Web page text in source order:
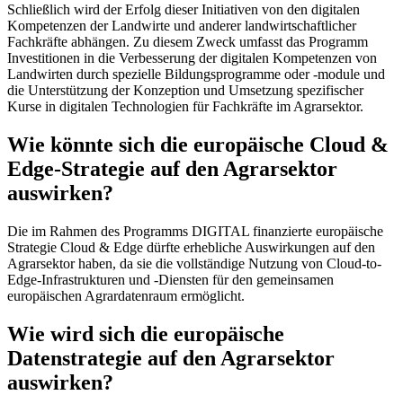
Schließlich wird der Erfolg dieser Initiativen von den digitalen
Kompetenzen der Landwirte und anderer landwirtschaftlicher
Fachkräfte abhängen. Zu diesem Zweck umfasst das Programm
Investitionen in die Verbesserung der digitalen Kompetenzen von
Landwirten durch spezielle Bildungsprogramme oder -module und
die Unterstützung der Konzeption und Umsetzung spezifischer
Kurse in digitalen Technologien für Fachkräfte im Agrarsektor.
Wie könnte sich die europäische Cloud &
Edge-Strategie auf den Agrarsektor
auswirken?
Die im Rahmen des Programms DIGITAL finanzierte europäische
Strategie Cloud & Edge dürfte erhebliche Auswirkungen auf den
Agrarsektor haben, da sie die vollständige Nutzung von Cloud-to-
Edge-Infrastrukturen und -Diensten für den gemeinsamen
europäischen Agrardatenraum ermöglicht.
Wie wird sich die europäische
Datenstrategie auf den Agrarsektor
auswirken?